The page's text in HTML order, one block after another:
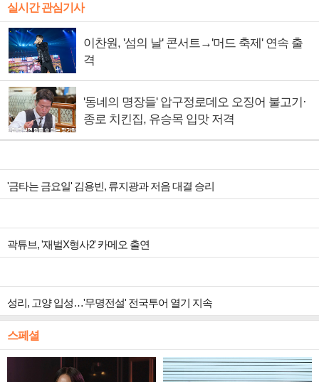
실시간 관심기사
이찬원, '섬의 날' 콘서트→'머드 축제' 연속 출
격
'동네의 명장들' 압구정로데오 오징어 불고기·
종로 치킨집, 유승목 입맛 저격
'금타는 금요일' 김용빈, 류지광과 저음 대결 승리
곽튜브, '재벌X형사2' 카메오 출연
성리, 고양 입성…'무명전설' 전국투어 열기 지속
스페셜